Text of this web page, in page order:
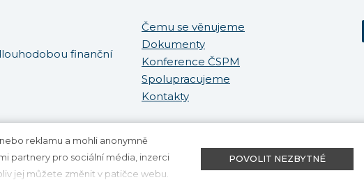
finanční
Čemu se věnujeme
Dokumenty
Konference ČSPM
Spolupracujeme
Kontakty
Nastavení cookies
reklamu a mohli anonymně
partnery pro sociální média, inzerci
jej můžete změnit v patičce webu.
POVOLIT NEZBYTNÉ